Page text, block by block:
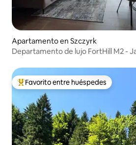
Apartamento en Szczyrk
Departamento de lujo FortHill M2 -
Favorito entre huéspedes preferido
Favorito entre huéspedes